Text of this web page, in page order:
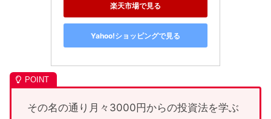
楽天市場で見る
Yahoo!ショッピングで見る
その名の通り月々3000円からの投資法を学ぶ